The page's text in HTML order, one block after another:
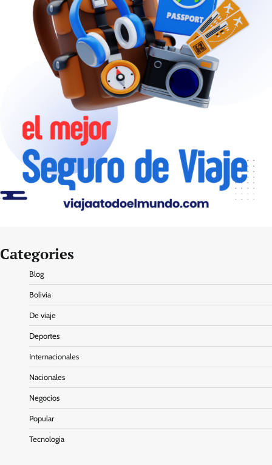
Categories
Blog
Bolivia
De viaje
Deportes
Internacionales
Nacionales
Negocios
Popular
Tecnologia